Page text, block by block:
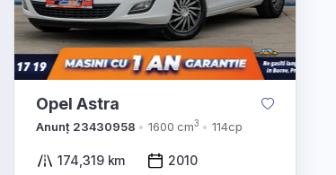
Opel Astra
Anunț 23430958 1600 cm3 114cp
174,319 km 2010